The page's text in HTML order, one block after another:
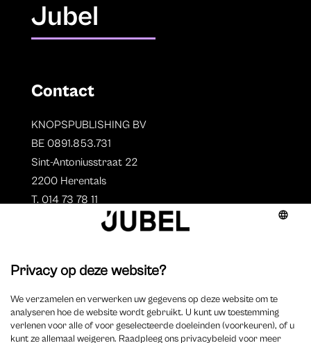
Jubel
Contact
KNOPSPUBLISHING BV
BE 0891.853.731
Sint-Antoniusstraat 22
2200 Herentals
T. 014 73 78 11
Aperçu des auteurs
Devenir auteur ?